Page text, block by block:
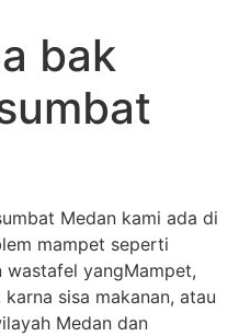
bak
Medan kami ada di
mampet seperti
wastafel yangMampet,
sisa makanan, atau
Medan dan